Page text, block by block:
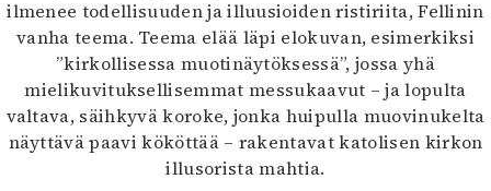
ilmenee todellisuuden ja illuusioiden ristiriita, Fellinin
vanha teema. Teema elää läpi elokuvan, esimerkiksi
”kirkollisessa muotinäytöksessä”, jossa yhä
mielikuvituksellisemmat messukaavut – ja lopulta
valtava, säihkyvä koroke, jonka huipulla muovinukelta
näyttävä paavi kököttää – rakentavat katolisen kirkon
illusorista mahtia.